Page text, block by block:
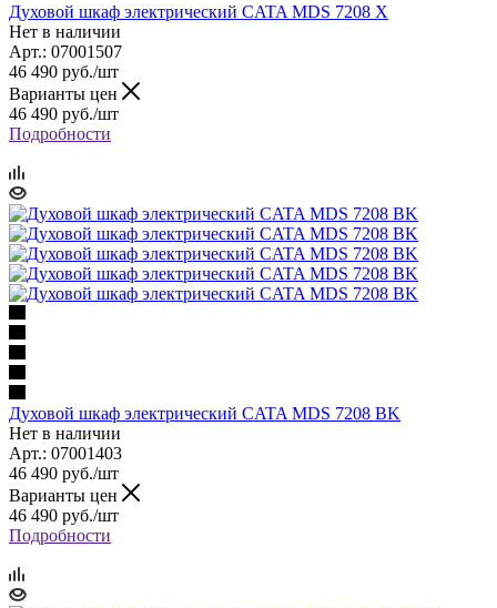
Духовой шкаф электрический CATA MDS 7208 X
Нет в наличии
Арт.: 07001507
46 490 руб./шт
Варианты цен
46 490 руб./шт
Подробности
Духовой шкаф электрический CATA MDS 7208 BK
Нет в наличии
Арт.: 07001403
46 490 руб./шт
Варианты цен
46 490 руб./шт
Подробности